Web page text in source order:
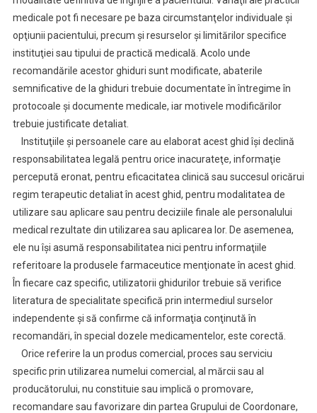
medicale pot fi necesare pe baza circumstanţelor individuale şi
opţiunii pacientului, precum şi resurselor şi limitărilor specifice
instituţiei sau tipului de practică medicală. Acolo unde
recomandările acestor ghiduri sunt modificate, abaterile
semnificative de la ghiduri trebuie documentate în întregime în
protocoale şi documente medicale, iar motivele modificărilor
trebuie justificate detaliat.
Instituţiile şi persoanele care au elaborat acest ghid îşi declină
responsabilitatea legală pentru orice inacurateţe, informaţie
percepută eronat, pentru eficacitatea clinică sau succesul oricărui
regim terapeutic detaliat în acest ghid, pentru modalitatea de
utilizare sau aplicare sau pentru deciziile finale ale personalului
medical rezultate din utilizarea sau aplicarea lor. De asemenea,
ele nu îşi asumă responsabilitatea nici pentru informaţiile
referitoare la produsele farmaceutice menţionate în acest ghid.
În fiecare caz specific, utilizatorii ghidurilor trebuie să verifice
literatura de specialitate specifică prin intermediul surselor
independente şi să confirme că informaţia conţinută în
recomandări, în special dozele medicamentelor, este corectă.
Orice referire la un produs comercial, proces sau serviciu
specific prin utilizarea numelui comercial, al mărcii sau al
producătorului, nu constituie sau implică o promovare,
recomandare sau favorizare din partea Grupului de Coordonare,